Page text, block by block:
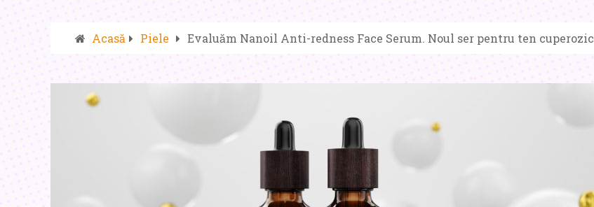
Acasă Piele Evaluăm Nanoil Anti-redness Face Serum. Noul ser pentru ten cuperozic